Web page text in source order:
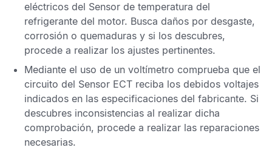
eléctricos del Sensor de temperatura del
refrigerante del motor. Busca daños por desgaste,
corrosión o quemaduras y si los descubres,
procede a realizar los ajustes pertinentes.
Mediante el uso de un voltímetro comprueba que el
circuito del Sensor ECT reciba los debidos voltajes
indicados en las especificaciones del fabricante. Si
descubres inconsistencias al realizar dicha
comprobación, procede a realizar las reparaciones
necesarias.